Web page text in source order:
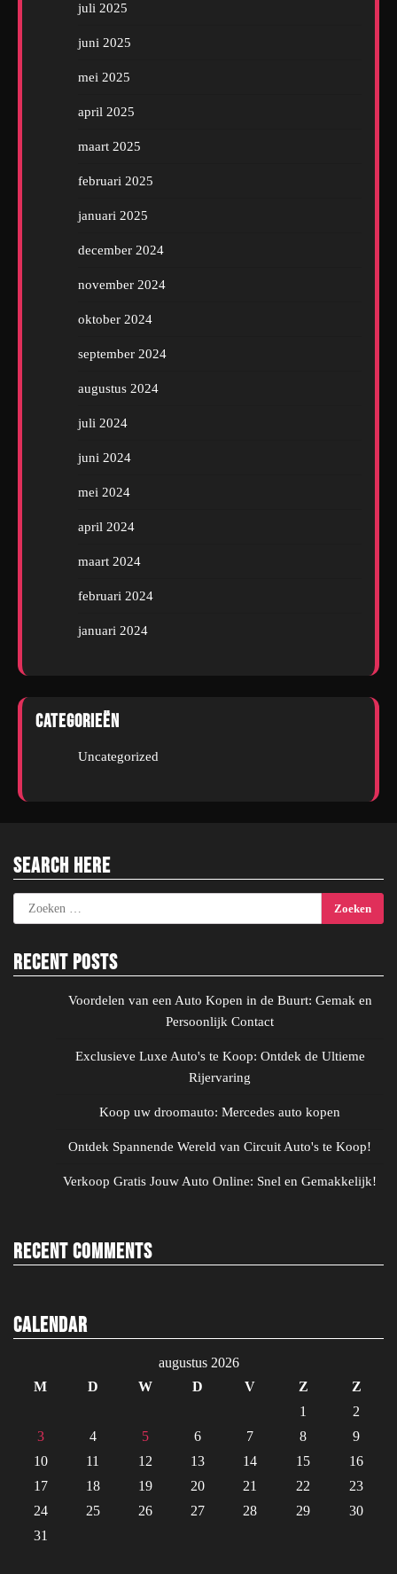
juli 2025
juni 2025
mei 2025
april 2025
maart 2025
februari 2025
januari 2025
december 2024
november 2024
oktober 2024
september 2024
augustus 2024
juli 2024
juni 2024
mei 2024
april 2024
maart 2024
februari 2024
januari 2024
Categorieën
Uncategorized
Search Here
Zoeken
naar:
Recent Posts
Voordelen van een Auto Kopen in de Buurt: Gemak en
Persoonlijk Contact
Exclusieve Luxe Auto's te Koop: Ontdek de Ultieme
Rijervaring
Koop uw droomauto: Mercedes auto kopen
Ontdek Spannende Wereld van Circuit Auto's te Koop!
Verkoop Gratis Jouw Auto Online: Snel en Gemakkelijk!
Recent Comments
Calendar
augustus 2026
M
D W D V Z
Z
1
2
3
4 5 6 7 8
9
10
11 12 13 14 15
16
17
18 19 20 21 22
23
24
25 26 27 28 29
30
31